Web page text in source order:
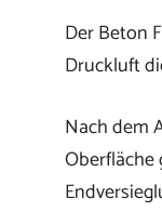
Der Beton
Druckluft
Nach dem
Oberfläche